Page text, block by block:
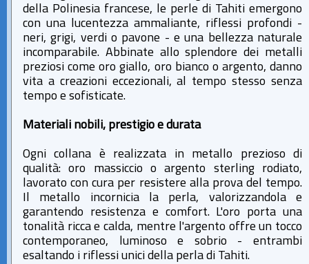
della Polinesia francese, le perle di Tahiti emergono
con una lucentezza ammaliante, riflessi profondi -
neri, grigi, verdi o pavone - e una bellezza naturale
incomparabile. Abbinate allo splendore dei metalli
preziosi come oro giallo, oro bianco o argento, danno
vita a creazioni eccezionali, al tempo stesso senza
tempo e sofisticate.
Materiali nobili, prestigio e durata
Ogni collana è realizzata in metallo prezioso di
qualità: oro massiccio o argento sterling rodiato,
lavorato con cura per resistere alla prova del tempo.
Il metallo incornicia la perla, valorizzandola e
garantendo resistenza e comfort. L'oro porta una
tonalità ricca e calda, mentre l'argento offre un tocco
contemporaneo, luminoso e sobrio - entrambi
esaltando i riflessi unici della perla di Tahiti.